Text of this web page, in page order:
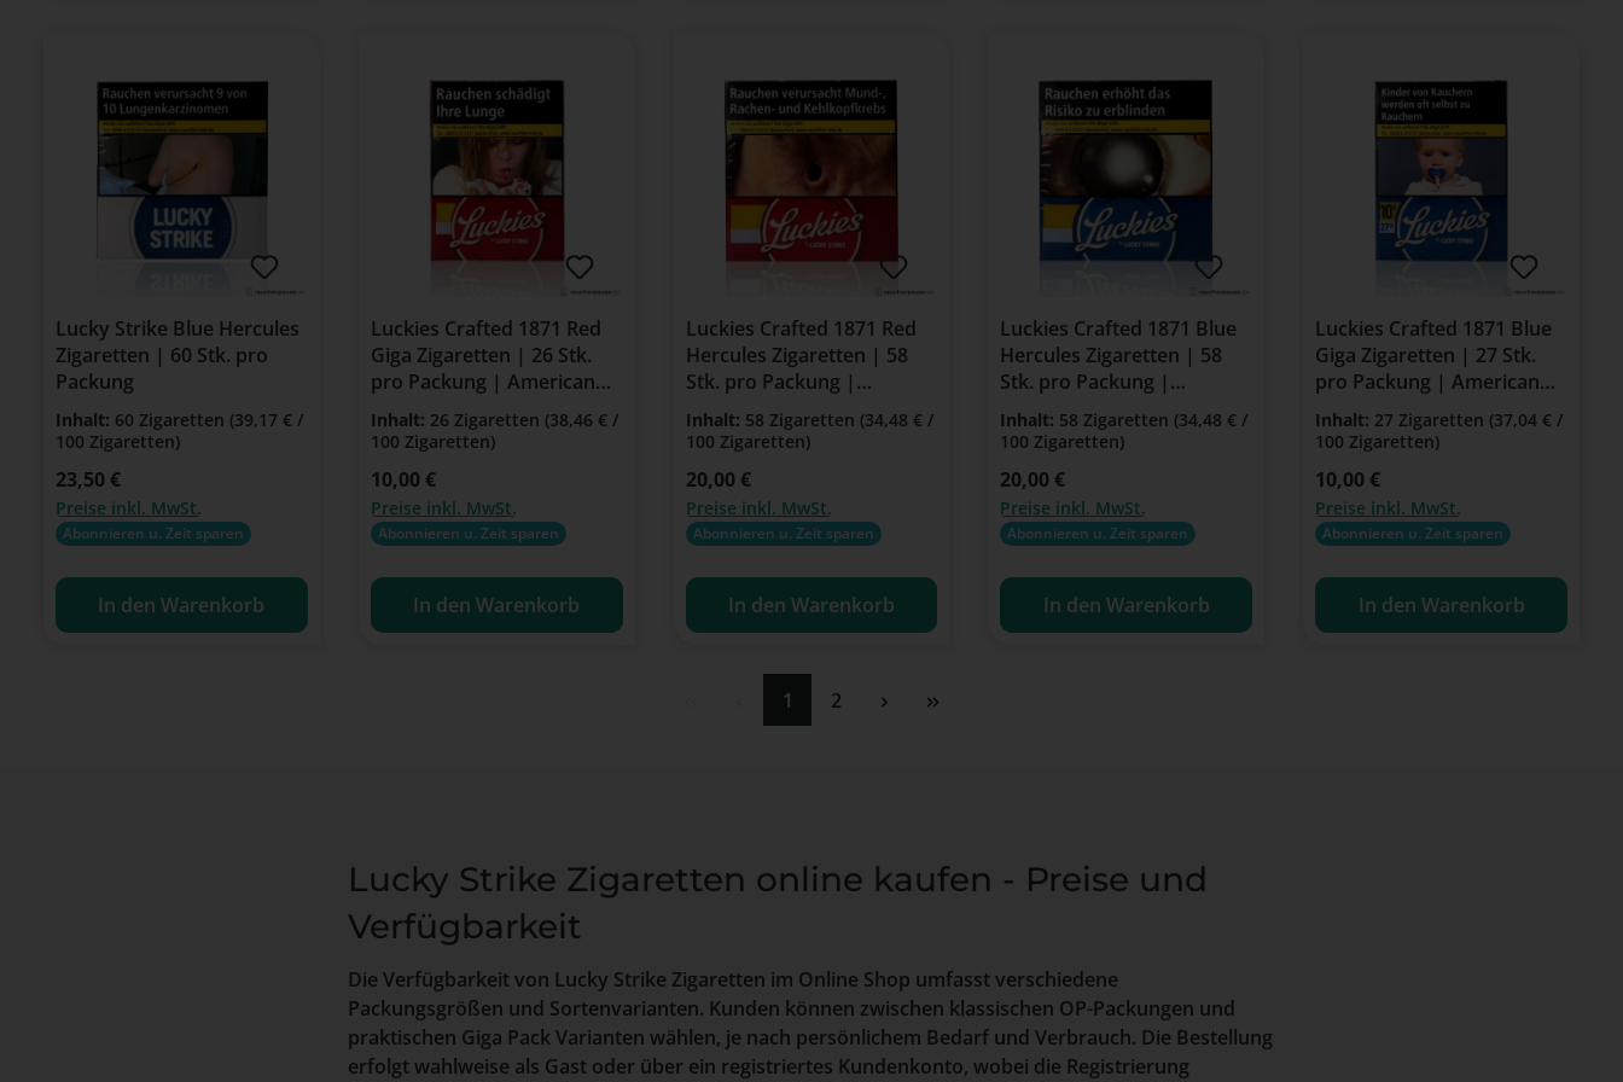
Lucky Strike Blue Hercules
Zigaretten | 60 Stk. pro
Packung
Inhalt: 60 Zigaretten (39,17 € /
100 Zigaretten)
Regulärer Preis:
23,50 €
Preise inkl. MwSt.
Abonnieren u. Zeit sparen
In den Warenkorb
Luckies Crafted 1871 Red
Giga Zigaretten | 26 Stk.
pro Packung | American
Blend
Inhalt: 26 Zigaretten (38,46 € /
100 Zigaretten)
Regulärer Preis:
10,00 €
Preise inkl. MwSt.
Abonnieren u. Zeit sparen
In den Warenkorb
Luckies Crafted 1871 Red
Hercules Zigaretten | 58
Stk. pro Packung |
American Blend
Inhalt: 58 Zigaretten (34,48 € /
100 Zigaretten)
Regulärer Preis:
20,00 €
Preise inkl. MwSt.
Abonnieren u. Zeit sparen
In den Warenkorb
Luckies Crafted 1871 Blue
Hercules Zigaretten | 58
Stk. pro Packung |
American Blend
Inhalt: 58 Zigaretten (34,48 € /
100 Zigaretten)
Regulärer Preis:
20,00 €
Preise inkl. MwSt.
Abonnieren u. Zeit sparen
In den Warenkorb
Luckies Crafted 1871 Blue
Giga Zigaretten | 27 Stk.
pro Packung | American
Blend
Inhalt: 27 Zigaretten (37,04 € /
100 Zigaretten)
Regulärer Preis:
10,00 €
Preise inkl. MwSt.
Abonnieren u. Zeit sparen
In den Warenkorb
Seite
1 Seite
2
Lucky Strike Zigaretten online kaufen - Preise und
Verfügbarkeit
Die Verfügbarkeit von Lucky Strike Zigaretten im Online Shop umfasst verschiedene
Packungsgrößen und Sortenvarianten. Kunden können zwischen klassischen OP-Packungen und
praktischen Giga Pack Varianten wählen, je nach persönlichem Bedarf und Verbrauch. Die Bestellung
erfolgt wahlweise als Gast oder über ein registriertes Kundenkonto, wobei die Registrierung